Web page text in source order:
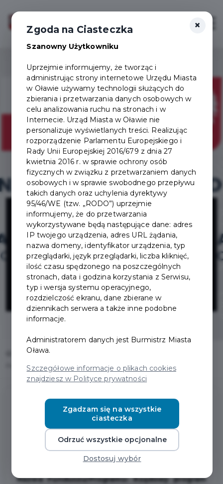
Program
„Aktywna
Tablica” na lata
2020-2024
Home
Fundusze zewnętrzne
Program „Aktywna Tablica” na lata 2020-2024
Program „Aktywna Tablica” na lata
2020-2024
Nazwa Funduszu/Programu: Rządowy program
×
Zgoda na Ciasteczka
Szanowny Użytkowniku
Uprzejmie informujemy, że tworząc i
administrując strony internetowe Urzędu Miasta
w Oławie używamy technologii służących do
zbierania i przetwarzania danych osobowych w
celu analizowania ruchu na stronach i w
Internecie. Urząd Miasta w Oławie nie
personalizuje wyświetlanych treści. Realizując
rozporządzenie Parlamentu Europejskiego i
Rady Unii Europejskiej 2016/679 z dnia 27
kwietnia 2016 r. w sprawie ochrony osób
fizycznych w związku z przetwarzaniem danych
osobowych i w sprawie swobodnego przepływu
takich danych oraz uchylenia dyrektywy
95/46/WE (tzw. „RODO”) uprzejmie
informujemy, że do przetwarzania
wykorzystywane będą następujące dane: adres
IP twojego urządzenia, adres URL żądania,
nazwa domeny, identyfikator urządzenia, typ
przeglądarki, język przeglądarki, liczba kliknięć,
ilość czasu spędzonego na poszczególnych
stronach, data i godzina korzystania z Serwisu,
typ i wersja systemu operacyjnego,
rozdzielczość ekranu, dane zbierane w
dziennikach serwera a także inne podobne
informacje.
Administratorem danych jest Burmistrz Miasta
Oława.
Szczegółowe informacje o plikach cookies
znajdziesz w Polityce prywatności
Zgadzam się na wszystkie
ciasteczka
Odrzuć wszystkie opcjonalne
Dostosuj wybór